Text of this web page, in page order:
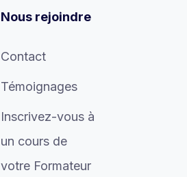
Nous rejoindre
Contact
Témoignages
Inscrivez-vous à
un cours de
votre Formateur